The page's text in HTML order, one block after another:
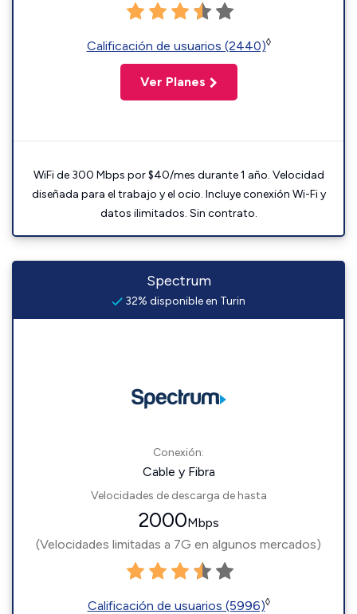
Calificación de usuarios (2440)◊
Ver Planes
WiFi de 300 Mbps por $40/mes durante 1 año. Velocidad
diseñada para el trabajo y el ocio. Incluye conexión Wi-Fi y
datos ilimitados. Sin contrato.
Spectrum
32% disponible en Turin
Conexión:
Cable y Fibra
Velocidades de descarga de hasta
2000Mbps
(Velocidades limitadas a 7G en algunos mercados)
Calificación de usuarios (5996)◊